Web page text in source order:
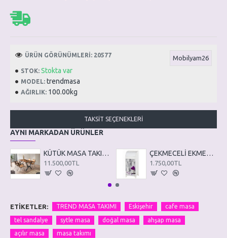
STOK: Stokta var
MODEL: trendmasa
AĞIRLIK: 100.00kg
Mobilyam26
ÜRÜN GÖRÜNÜMLERI: 20577
TAKSIT SEÇENEKLERI
AYNI MARKADAN ÜRÜNLER
KÜTÜK MASA TAKIMI KM01
11.500,00TL
ÇEKMECELİ EKMEKLİK ÇE01
1.750,00TL
ETIKETLER: TREND MASA TAKIMI Eskişehir cafe masa
tel sandalye sytle masa doğal masa
ahşap masa
açılır masa
masa takımı